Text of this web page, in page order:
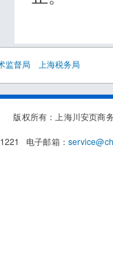
监督局 上海税务局
版权所有：上海川安页
电子邮箱：